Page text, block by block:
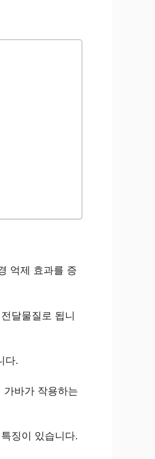
억제 효과를 증
달물질로 됩니
다.
가바가 작용하는
징이 있습니다.